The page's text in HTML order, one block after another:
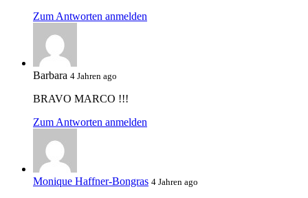
Zum Antworten anmelden
Barbara 4 Jahren ago
BRAVO MARCO !!!
Zum Antworten anmelden
Monique Haffner-Bongras 4 Jahren ago